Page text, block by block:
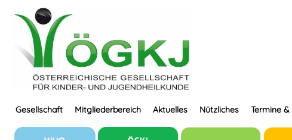
Gesellschaft Mitgliederbereich Aktuelles Nützliches Termine